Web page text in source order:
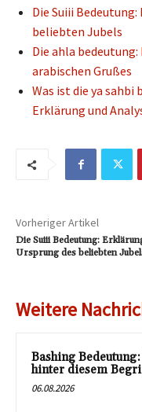
Die Suiii
beliebten Jubels
Die ahla
arabischen Grußes
Was ist die ya sahbi
Erklärung und
Vorheriger Artikel
Die Suiii Bedeutung:
Ursprung des beliebten
Weitere
Bashing
hinter diesem
06.08.2026